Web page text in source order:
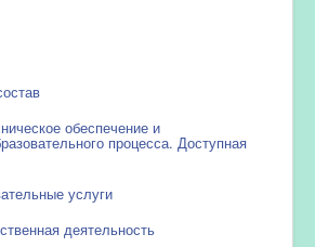
обеспечение и
процесса. Доступная
услуги
деятельность